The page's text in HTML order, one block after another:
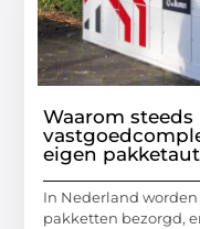
Waarom
eigen
In Nederland
pakketten bezorgd,